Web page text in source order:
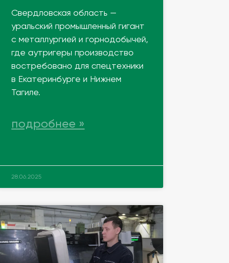
Свердловская область —
уральский промышленный гигант
с металлургией и горнодобычей,
где аутригеры производство
востребовано для спецтехники
в Екатеринбурге и Нижнем
Тагиле.
подробнее »
28.06.2025